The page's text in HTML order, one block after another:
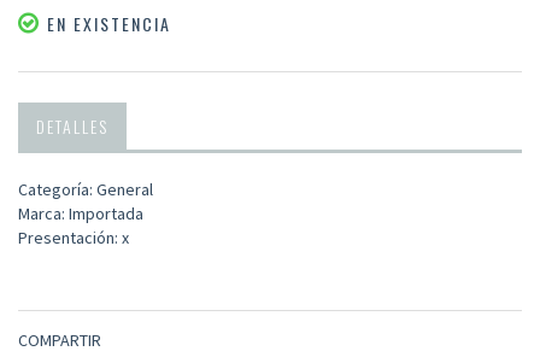
EN EXISTENCIA
DETALLES
Categoría: General
Marca: Importada
Presentación: x
COMPARTIR